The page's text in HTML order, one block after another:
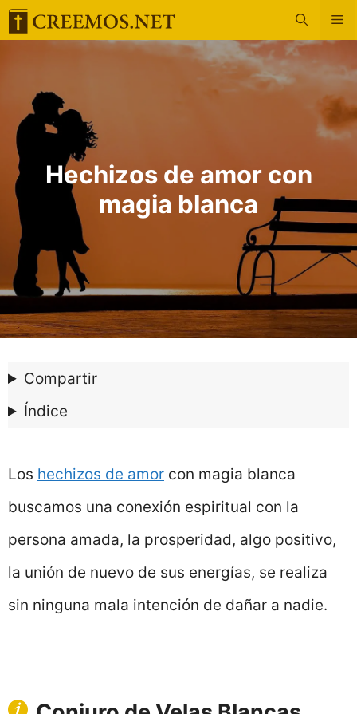
Saltar
Hechizos de amor con
magia blanca
Compartir
Índice
Los hechizos de amor con magia blanca
buscamos una conexión espiritual con la
persona amada, la prosperidad, algo positivo,
la unión de nuevo de sus energías, se realiza
sin ninguna mala intención de dañar a nadie.